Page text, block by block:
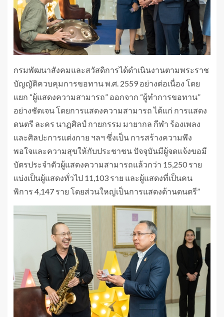
กรมพัฒนาสังคมและสวัสดิการได้ดำเนินงานตามพระราช
บัญญัติควบคุมการขอทาน พ.ศ. 2559 อย่างต่อเนื่อง โดย
แยก “ผู้แสดงความสามารถ” ออกจาก “ผู้ทำการขอทาน”
อย่างชัดเจน โดยการแสดงความสามารถ ได้แก่ การแสดง
ดนตรี ละคร นาฏศิลป์ กายกรรม มายากล กีฬา ร้องเพลง
และศิลปะการแต่งกาย ฯลฯ ซึ่งเป็น การสร้างความพึง
พอใจและความสุขให้กับประชาชน ปัจจุบันมีผู้จดแจ้งขอมี
บัตรประจำตัวผู้แสดงความสามารถแล้วกว่า 15,250 ราย
แบ่งเป็นผู้แสดงทั่วไป 11,103 ราย และผู้แสดงที่เป็นคน
พิการ 4,147 ราย โดยส่วนใหญ่เป็นการแสดงด้านดนตรี”